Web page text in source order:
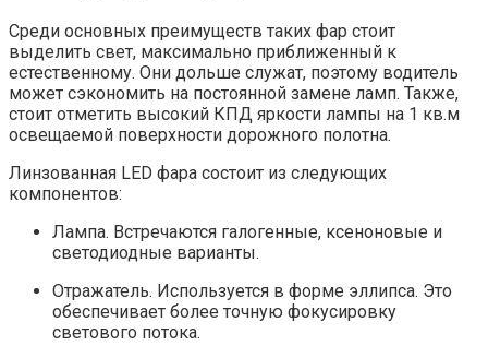
Среди основных преимуществ таких фар стоит
выделить свет, максимально приближенный к
естественному. Они дольше служат, поэтому водитель
может сэкономить на постоянной замене ламп. Также,
стоит отметить высокий КПД яркости лампы на 1 кв.м
освещаемой поверхности дорожного полотна.
Линзованная LED фара состоит из следующих
компонентов:
Лампа. Встречаются галогенные, ксеноновые и
светодиодные варианты.
Отражатель. Используется в форме эллипса. Это
обеспечивает более точную фокусировку
светового потока.